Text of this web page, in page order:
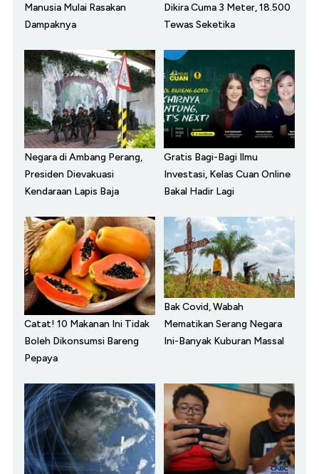
Manusia Mulai Rasakan
Dampaknya
Dikira Cuma 3 Meter, 18.500
Tewas Seketika
Negara di Ambang Perang,
Presiden Dievakuasi
Kendaraan Lapis Baja
Gratis Bagi-Bagi Ilmu
Investasi, Kelas Cuan Online
Bakal Hadir Lagi
Catat! 10 Makanan Ini Tidak
Boleh Dikonsumsi Bareng
Pepaya
Bak Covid, Wabah
Mematikan Serang Negara
Ini-Banyak Kuburan Massal